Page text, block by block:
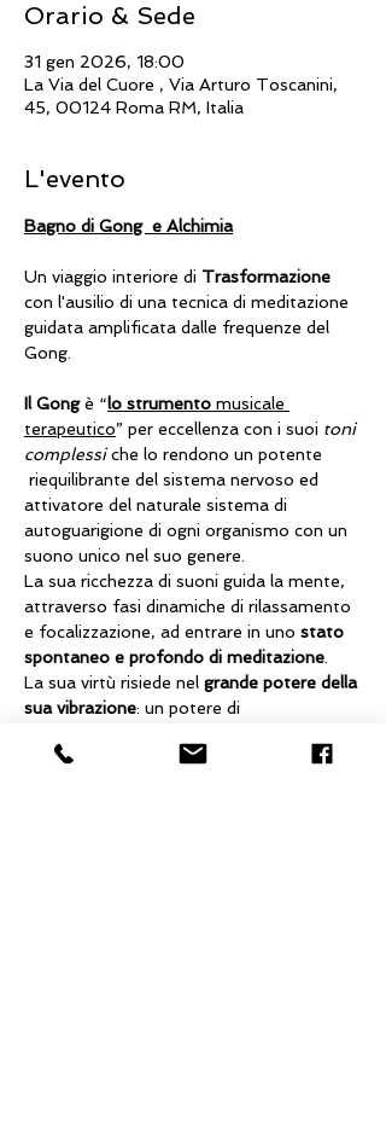
Orario & Sede
31 gen 2026, 18:00
La Via del Cuore , Via Arturo Toscanini,
45, 00124 Roma RM, Italia
L'evento
Bagno di Gong  e Alchimia
Un viaggio interiore di Trasformazione
con l'ausilio di una tecnica di meditazione
guidata amplificata dalle frequenze del
Gong.
Il Gong è “lo strumento musicale
terapeutico” per eccellenza con i suoi toni
complessi che lo rendono un potente
riequilibrante del sistema nervoso ed
attivatore del naturale sistema di
autoguarigione di ogni organismo con un
suono unico nel suo genere.
La sua ricchezza di suoni guida la mente,
attraverso fasi dinamiche di rilassamento
e focalizzazione, ad entrare in uno stato
spontaneo e profondo di meditazione
La sua virtù risiede nel grande potere della
sua vibrazione: un potere di
elevazione spirituale.